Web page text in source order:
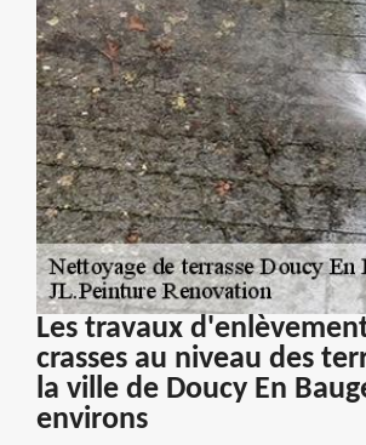
Les travaux
crasses au niveau des
la ville de Doucy En
environs